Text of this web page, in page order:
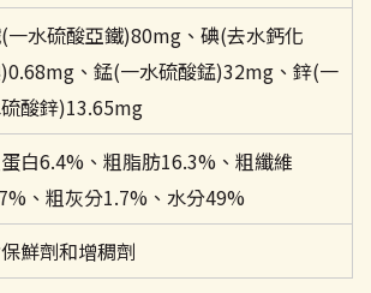
一水硫酸亞鐵)80mg、碘(去水鈣化
、錳(一水硫酸錳)32mg、鋅(一
酸鋅)13.65mg
白6.4%、粗脂肪16.3%、粗纖維
、粗灰分1.7%、水分49%
鮮劑和增稠劑